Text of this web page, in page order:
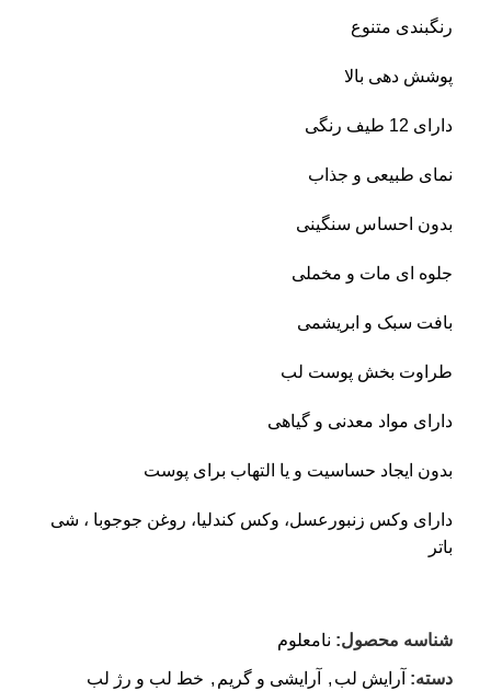
رنگبندی متنوع
پوشش دهی بالا
دارای 12 طیف رنگی
نمای طبیعی و جذاب
بدون احساس سنگینی
جلوه ای مات و مخملی
بافت سبک و ابریشمی
طراوت بخش پوست لب
دارای مواد معدنی و گیاهی
بدون ایجاد حساسیت و یا التهاب برای پوست
دارای وکس زنبورعسل، وکس کندلیا، روغن جوجوبا ، شی
باتر
شناسه محصول: نامعلوم
دسته: آرایش لب , آرایشی و گریم , خط لب و رژ لب